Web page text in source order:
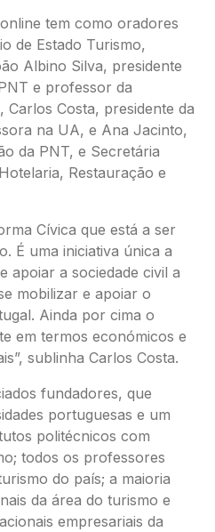
tem como oradores
de Estado Turismo,
Albino Silva, presidente
e professor da
Carlos Costa, presidente da
na UA, e Ana Jacinto,
da PNT, e Secretária
Restauração e
Cívica que está a ser
É uma iniciativa única a
apoiar a sociedade civil a
mobilizar e apoiar o
Ainda por cima o
em termos económicos e
sublinha Carlos Costa.
fundadores, que
portuguesas e um
politécnicos com
todos os professores
do país; a maioria
da área do turismo e
empresariais da